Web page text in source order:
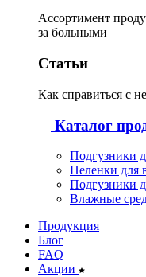
Ассортимент
за больными
Статьи
Как справиться с
Каталог
Подгузники
Пеленки для
Подгузники
Влажные
Продукция
Блог
FAQ
Акции